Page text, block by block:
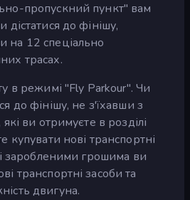
пропускний пункт" вам
дістатися до фінішу,
на 12 спеціально
трасах.
в режимі "Fly Parkour". Чи
до фінішу, не з'їхавши з
ви отримуєте в розділі
нові транспортні
заробленими грошима ви
транспортні засоби та
двигуна.